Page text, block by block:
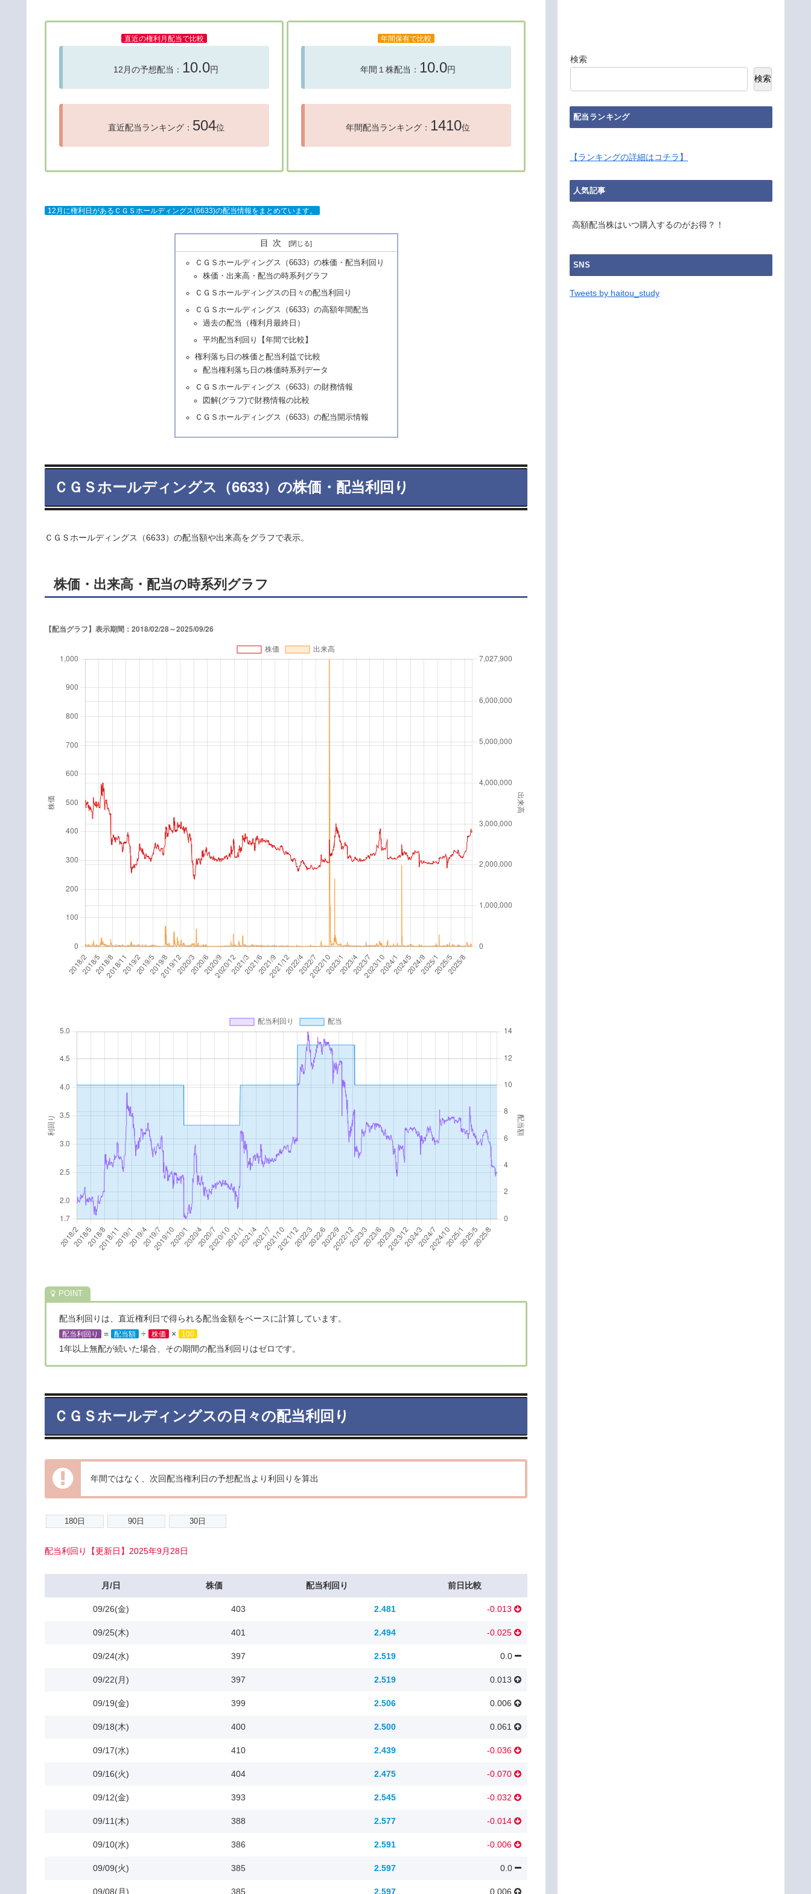
直近の権利月配当で比較
12月の予想配当： 10.0円
直近配当ランキング： 504位
年間保有で比較
年間１株配当： 10.0円
年間配当ランキング： 1410位
12月に権利日があるＣＧＳホールディングス(6633)の配当情報をまとめています。
目次
ＣＧＳホールディングス（6633）の株価・配当利回り
株価・出来高・配当の時系列グラフ
ＣＧＳホールディングスの日々の配当利回り
ＣＧＳホールディングス（6633）の高額年間配当
過去の配当（権利月最終日）
平均配当利回り【年間で比較】
権利落ち日の株価と配当利益で比較
配当権利落ち日の株価時系列データ
ＣＧＳホールディングス（6633）の財務情報
図解(グラフ)で財務情報の比較
ＣＧＳホールディングス（6633）の配当開示情報
ＣＧＳホールディングス（6633）の株価・配当利回り
ＣＧＳホールディングス（6633）の配当額や出来高をグラフで表示。
株価・出来高・配当の時系列グラフ
配当利回りは、直近権利日で得られる配当金額をベースに計算しています。
配当利回り = 配当額 ÷ 株価 × 100
1年以上無配が続いた場合、その期間の配当利回りはゼロです。
ＣＧＳホールディングスの日々の配当利回り
年間ではなく、次回配当権利日の予想配当より利回りを算出
配当利回り【更新日】2025年9月28日
月/日 株価 配当利回り 前日比較
09/26(金) 403 2.481 -0.013
09/25(木) 401 2.494 -0.025
09/24(水) 397 2.519 0.0
09/22(月) 397 2.519 0.013
09/19(金) 399 2.506 0.006
09/18(木) 400 2.500 0.061
09/17(水) 410 2.439 -0.036
09/16(火) 404 2.475 -0.070
09/12(金) 393 2.545 -0.032
09/11(木) 388 2.577 -0.014
09/10(水) 386 2.591 -0.006
09/09(火) 385 2.597 0.0
09/08(月) 385 2.597 0.006
検索
検索
配当ランキング
【ランキングの詳細はコチラ】
人気記事
高額配当株はいつ購入するのがお得？！
SNS
Tweets by haitou_study